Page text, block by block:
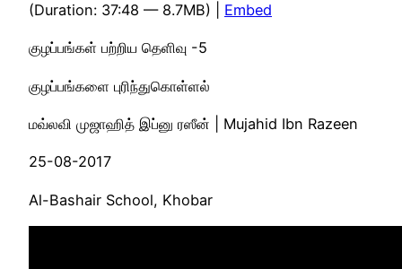
(Duration: 37:48 — 8.7MB) | Embed
குழப்பங்கள் பற்றிய தெளிவு -5
குழப்பங்களை புரிந்துகொள்ளல்
மவ்லவி முஜாஹித் இப்னு ரஸீன் | Mujahid Ibn Razeen
25-08-2017
Al-Bashair School, Khobar